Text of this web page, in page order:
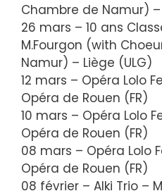
Chambre de Namur)
26 mars – 10 ans
M.Fourgon (with
Namur) – Liège (ULG)
12 mars – Opéra Lolo
Opéra de Rouen (FR)
10 mars – Opéra Lolo
Opéra de Rouen (FR)
08 mars – Opéra Lolo
Opéra de Rouen (FR)
08 février – Alki Trio –